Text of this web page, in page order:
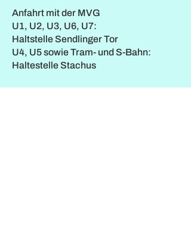
Anfahrt mit der MVG
U1, U2, U3, U6, U7:
Haltstelle Sendlinger Tor
U4, U5 sowie Tram- und S-Bahn:
Haltestelle Stachus